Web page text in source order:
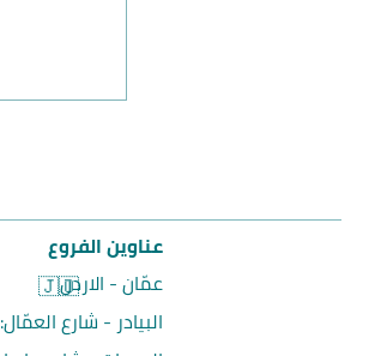
عناوين الفروع
🇯🇴عمّان - الاردن
البيادر - شارع العمّال: